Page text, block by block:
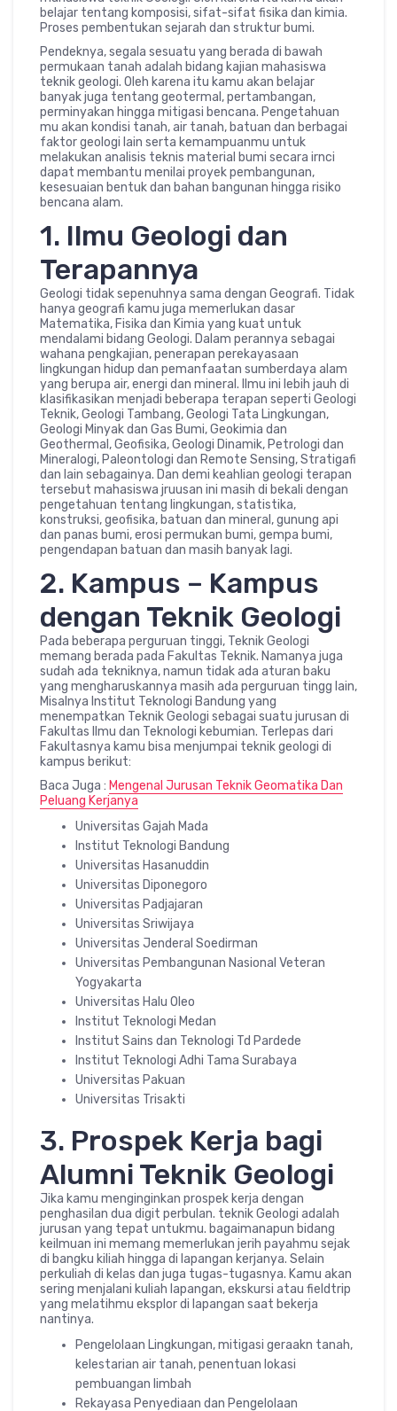
belajar tentang komposisi, sifat-sifat fisika dan kimia.
Proses pembentukan sejarah dan struktur bumi.
Pendeknya, segala sesuatu yang berada di bawah
permukaan tanah adalah bidang kajian mahasiswa
teknik geologi. Oleh karena itu kamu akan belajar
banyak juga tentang geotermal, pertambangan,
perminyakan hingga mitigasi bencana. Pengetahuan
mu akan kondisi tanah, air tanah, batuan dan berbagai
faktor geologi lain serta kemampuanmu untuk
melakukan analisis teknis material bumi secara irnci
dapat membantu menilai proyek pembangunan,
kesesuaian bentuk dan bahan bangunan hingga risiko
bencana alam.
1. Ilmu Geologi dan
Terapannya
Geologi tidak sepenuhnya sama dengan Geografi. Tidak
hanya geografi kamu juga memerlukan dasar
Matematika, Fisika dan Kimia yang kuat untuk
mendalami bidang Geologi. Dalam perannya sebagai
wahana pengkajian, penerapan perekayasaan
lingkungan hidup dan pemanfaatan sumberdaya alam
yang berupa air, energi dan mineral. Ilmu ini lebih jauh di
klasifikasikan menjadi beberapa terapan seperti Geologi
Teknik, Geologi Tambang, Geologi Tata Lingkungan,
Geologi Minyak dan Gas Bumi, Geokimia dan
Geothermal, Geofisika, Geologi Dinamik, Petrologi dan
Mineralogi, Paleontologi dan Remote Sensing, Stratigafi
dan lain sebagainya. Dan demi keahlian geologi terapan
tersebut mahasiswa jruusan ini masih di bekali dengan
pengetahuan tentang lingkungan, statistika,
konstruksi, geofisika, batuan dan mineral, gunung api
dan panas bumi, erosi permukan bumi, gempa bumi,
pengendapan batuan dan masih banyak lagi.
2. Kampus – Kampus
dengan Teknik Geologi
Pada beberapa perguruan tinggi, Teknik Geologi
memang berada pada Fakultas Teknik. Namanya juga
sudah ada tekniknya, namun tidak ada aturan baku
yang mengharuskannya masih ada perguruan tingg lain,
Misalnya Institut Teknologi Bandung yang
menempatkan Teknik Geologi sebagai suatu jurusan di
Fakultas Ilmu dan Teknologi kebumian. Terlepas dari
Fakultasnya kamu bisa menjumpai teknik geologi di
kampus berikut:
Baca Juga : Mengenal Jurusan Teknik Geomatika Dan
Peluang Kerjanya
Universitas Gajah Mada
Institut Teknologi Bandung
Universitas Hasanuddin
Universitas Diponegoro
Universitas Padjajaran
Universitas Sriwijaya
Universitas Jenderal Soedirman
Universitas Pembangunan Nasional Veteran
Yogyakarta
Universitas Halu Oleo
Institut Teknologi Medan
Institut Sains dan Teknologi Td Pardede
Institut Teknologi Adhi Tama Surabaya
Universitas Pakuan
Universitas Trisakti
3. Prospek Kerja bagi
Alumni Teknik Geologi
Jika kamu menginginkan prospek kerja dengan
penghasilan dua digit perbulan. teknik Geologi adalah
jurusan yang tepat untukmu. bagaimanapun bidang
keilmuan ini memang memerlukan jerih payahmu sejak
di bangku kiliah hingga di lapangan kerjanya. Selain
perkuliah di kelas dan juga tugas-tugasnya. Kamu akan
sering menjalani kuliah lapangan, ekskursi atau fieldtrip
yang melatihmu eksplor di lapangan saat bekerja
nantinya.
Pengelolaan Lingkungan, mitigasi geraakn tanah,
kelestarian air tanah, penentuan lokasi
pembuangan limbah
Rekayasa Penyediaan dan Pengelolaan